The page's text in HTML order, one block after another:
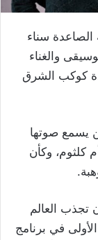
الصاعدة سناء
والغناء
كوكب الشرق
إلا أن كل من يسمع صوتها
كلثوم، وكأن
العالم
في برنامج